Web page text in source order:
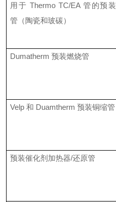
用于 Thermo TC/EA 管的预装
管（陶瓷和玻碳）
Dumatherm 预装燃烧管
Velp 和 Duamtherm 预装铜缩管
预装催化剂加热器/还原管